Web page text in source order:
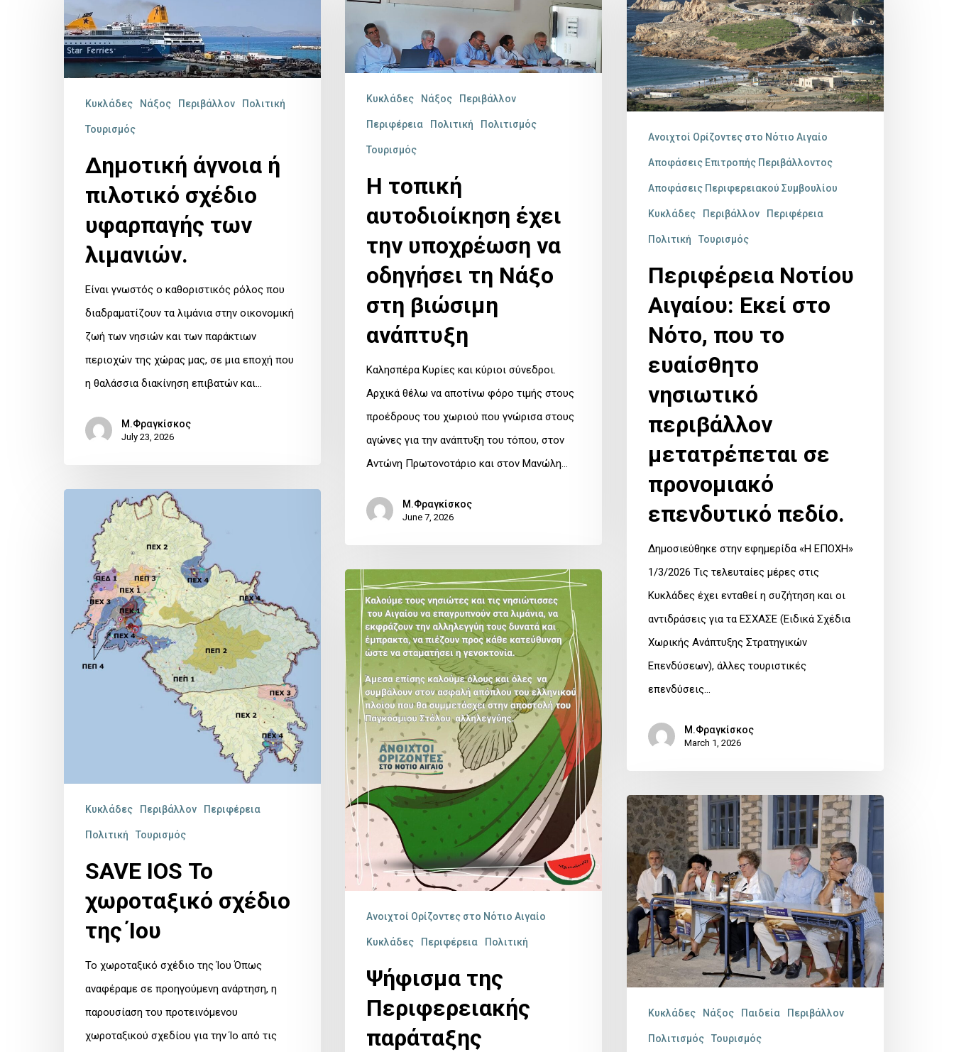
πιλοτικό
σχέδιο
λιμανιών.
Κυκλάδες Νάξος Περιβάλλον Πολιτική
Τουρισμός
Δημοτική άγνοια ή
πιλοτικό σχέδιο
υφαρπαγής των
λιμανιών.
Είναι γνωστός ο καθοριστικός ρόλος που
διαδραματίζουν τα λιμάνια στην οικονομική
ζωή των νησιών και των παράκτιων
περιοχών της χώρας μας, σε μια εποχή που
η θαλάσσια διακίνηση επιβατών και…
Μ.Φραγκίσκος
July 23, 2026
την
οδηγήσει
Νάξο
βιώσιμη
ανάπτυξη
Κυκλάδες Νάξος Περιβάλλον
Περιφέρεια Πολιτική Πολιτισμός
Τουρισμός
Η τοπική
αυτοδιοίκηση έχει
την υποχρέωση να
οδηγήσει τη Νάξο
στη βιώσιμη
ανάπτυξη
Καλησπέρα Κυρίες και κύριοι σύνεδροι.
Αρχικά θέλω να αποτίνω φόρο τιμής στους
προέδρους του χωριού που γνώρισα στους
αγώνες για την ανάπτυξη του τόπου, στον
Αντώνη Πρωτονοτάριο και στον Μανώλη…
Μ.Φραγκίσκος
June 7, 2026
Αιγαίου:
Εκεί
στο
Νότο,
που
ευαίσθητο
προνομιακό
επενδυτικό
Ανοιχτοί Ορίζοντες στο Νότιο Αιγαίο
Αποφάσεις Επιτροπής Περιβάλλοντος
Αποφάσεις Περιφερειακού Συμβουλίου
Κυκλάδες Περιβάλλον Περιφέρεια
Πολιτική Τουρισμός
Περιφέρεια Νοτίου
Αιγαίου: Εκεί στο
Νότο, που το
ευαίσθητο
νησιωτικό
περιβάλλον
μετατρέπεται σε
προνομιακό
επενδυτικό πεδίο.
Δημοσιεύθηκε στην εφημερίδα «Η ΕΠΟΧΗ»
1/3/2026 Τις τελευταίες μέρες στις
Κυκλάδες έχει ενταθεί η συζήτηση και οι
αντιδράσεις για τα ΕΣΧΑΣΕ (Ειδικά Σχέδια
Χωρικής Ανάπτυξης Στρατηγικών
Επενδύσεων), άλλες τουριστικές
επενδύσεις…
Μ.Φραγκίσκος
March 1, 2026
χωροταξικό
σχέδιο
Κυκλάδες Περιβάλλον Περιφέρεια
Πολιτική Τουρισμός
SAVE IOS Το
χωροταξικό σχέδιο
της Ίου
Το χωροταξικό σχέδιο της Ίου Όπως
αναφέραμε σε προηγούμενη ανάρτηση, η
παρουσίαση του προτεινόμενου
χωροταξικού σχεδίου για την Ίο από τις
Ψήφισμα
Περιφερειακής
παράταξης
«ΑΝΟΙΧΤΟΙ
ΟΡΙΖΟΝΤΕΣ
ΣΤΟ
ΝΟΤΙΟ
ΑΙΓΑΙΟ»
Ανοιχτοί Ορίζοντες στο Νότιο Αιγαίο
Κυκλάδες Περιφέρεια Πολιτική
Ψήφισμα της
Περιφερειακής
παράταξης
Παρουσίαση
του
βιβλίου
«ΟΔΟΙΠΟΡΙΚΟ
ΣΤΗ
ΝΑΞΟ»
του
Τάσου
Παρασκευή
29/8/2025
Κυκλάδες Νάξος Παιδεία Περιβάλλον
Πολιτισμός Τουρισμός